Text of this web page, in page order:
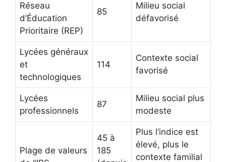
Réseau
d’Éducation
Prioritaire (REP)
85
Milieu social
défavorisé
Lycées généraux
et
technologiques
114
Contexte social
favorisé
Lycées
professionnels
87
Milieu social plus
modeste
Plage de valeurs
45 à
185
Plus l’indice est
élevé, plus le
contexte familial